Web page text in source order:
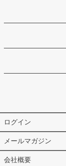
ログイン
メールマガジン
会社概要